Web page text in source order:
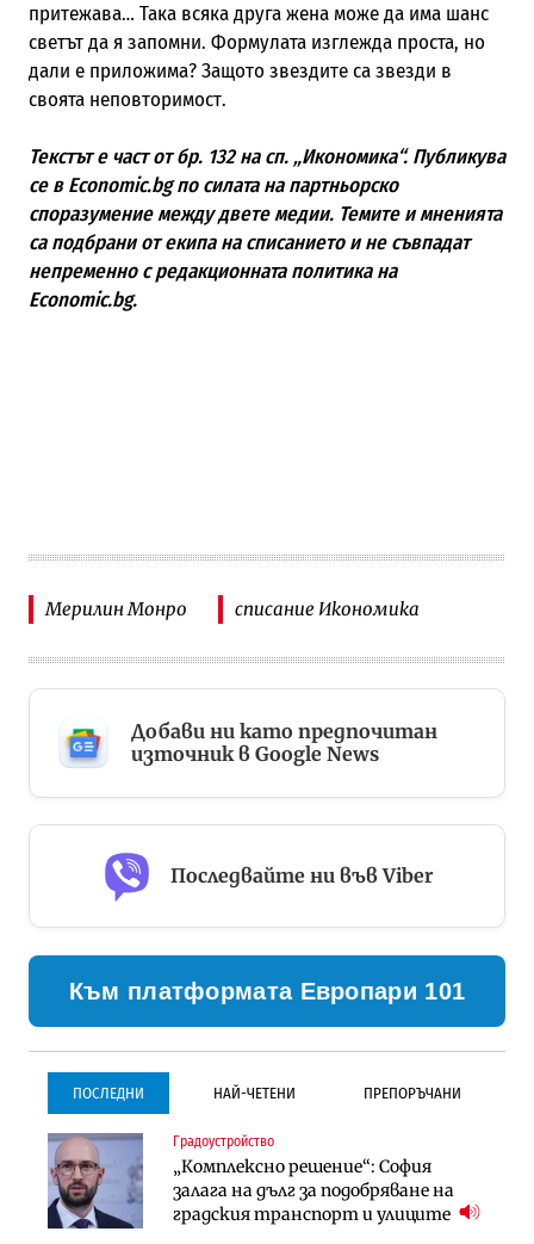
притежава… Така всяка друга жена може да има шанс
светът да я запомни. Формулата изглежда проста, но
дали е приложима? Защото звездите са звезди в
своята неповторимост.
Текстът е част от бр. 132 на сп. „Икономика“. Публикува
се в Economic.bg по силата на партньорско
споразумение между двете медии. Темите и мненията
са подбрани от екипа на списанието и не съвпадат
непременно с редакционната политика на
Economic.bg.
Мерилин Монро списание Икономика
Добави ни като предпочитан
източник в Google News
Последвайте ни във Viber
Към платформата Европари 101
ПОСЛЕДНИ НАЙ-ЧЕТЕНИ ПРЕПОРЪЧАНИ
Градоустройство
„Комплексно решение“: София
залага на дълг за подобряване на
градския транспорт и улиците
Градоустройство
Столична община избра
изпълнител за преместването на
трамвайното трасе по бул.
Инфраструктура
Проектирането на тунела под
Петрохан ще върви паралелно с
екологичните оценки